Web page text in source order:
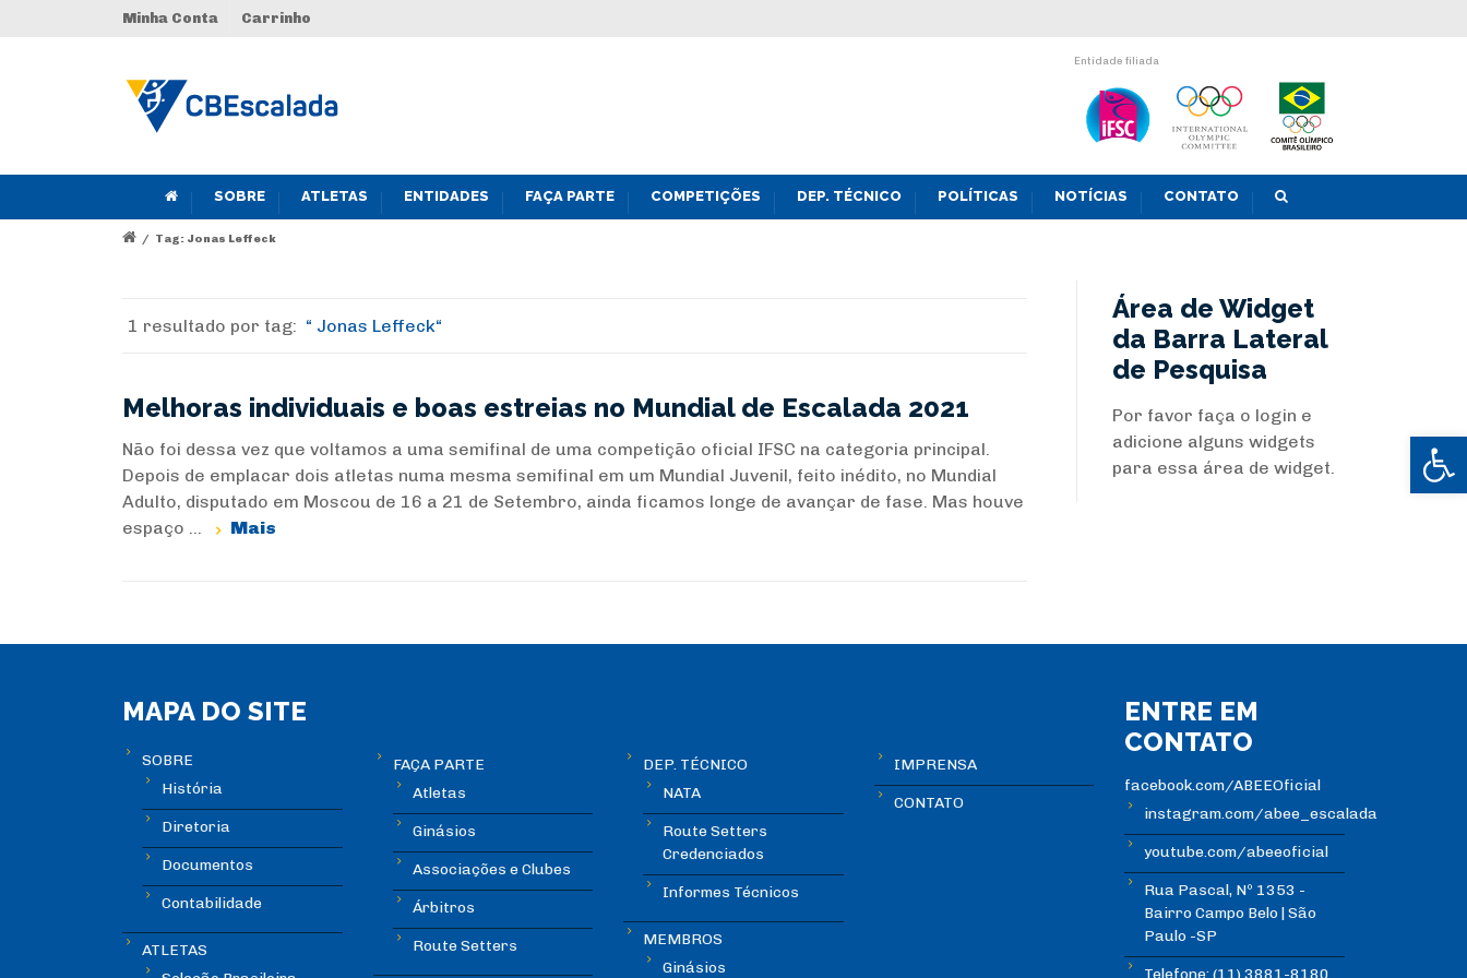
Abrir
Minha Conta Carrinho
Entidade filiada
SOBRE ATLETAS ENTIDADES FAÇA PARTE COMPETIÇÕES DEP. TÉCNICO POLÍTICAS NOTÍCIAS CONTATO
/ Tag: Jonas Leffeck
1 resultado por tag: Jonas Leffeck
Melhoras individuais e boas estreias no Mundial de Escalada 2021
Não foi dessa vez que voltamos a uma semifinal de uma competição oficial IFSC na categoria principal.
Depois de emplacar dois atletas numa mesma semifinal em um Mundial Juvenil, feito inédito, no Mundial
Adulto, disputado em Moscou de 16 a 21 de Setembro, ainda ficamos longe de avançar de fase. Mas houve
espaço ...
Mais
Área de Widget
da Barra Lateral
de Pesquisa
Por favor faça o login e
adicione alguns widgets
para essa área de widget.
MAPA DO SITE
SOBRE
História
Diretoria
Documentos
Contabilidade
ATLETAS
FAÇA PARTE
Atletas
Ginásios
Associações e Clubes
Árbitros
Route Setters
DEP. TÉCNICO
NATA
Route Setters
Credenciados
Informes Técnicos
MEMBROS
Ginásios
IMPRENSA
CONTATO
ENTRE EM
CONTATO
facebook.com/ABEEOficial
instagram.com/abee_escalada
youtube.com/abeeoficial
Rua Pascal, Nº 1353 -
Bairro Campo Belo | São
Paulo -SP
Telefone: (11) 3881-8180